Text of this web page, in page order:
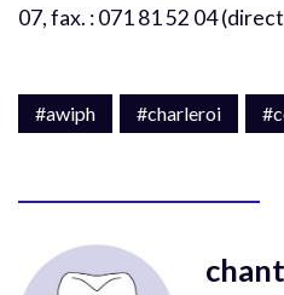
07, fax. : 071 81 52 04
#awiph #charleroi